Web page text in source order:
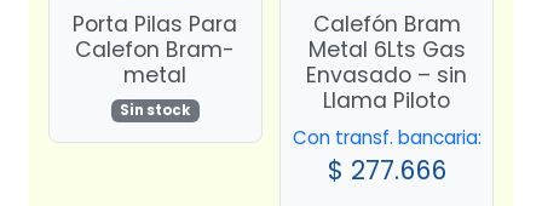
Porta Pilas Para
Calefon Bram-
metal
Sin stock
Calefón Bram
Metal 6Lts Gas
Envasado – sin
Llama Piloto
Con transf. bancaria:
$ 277.666